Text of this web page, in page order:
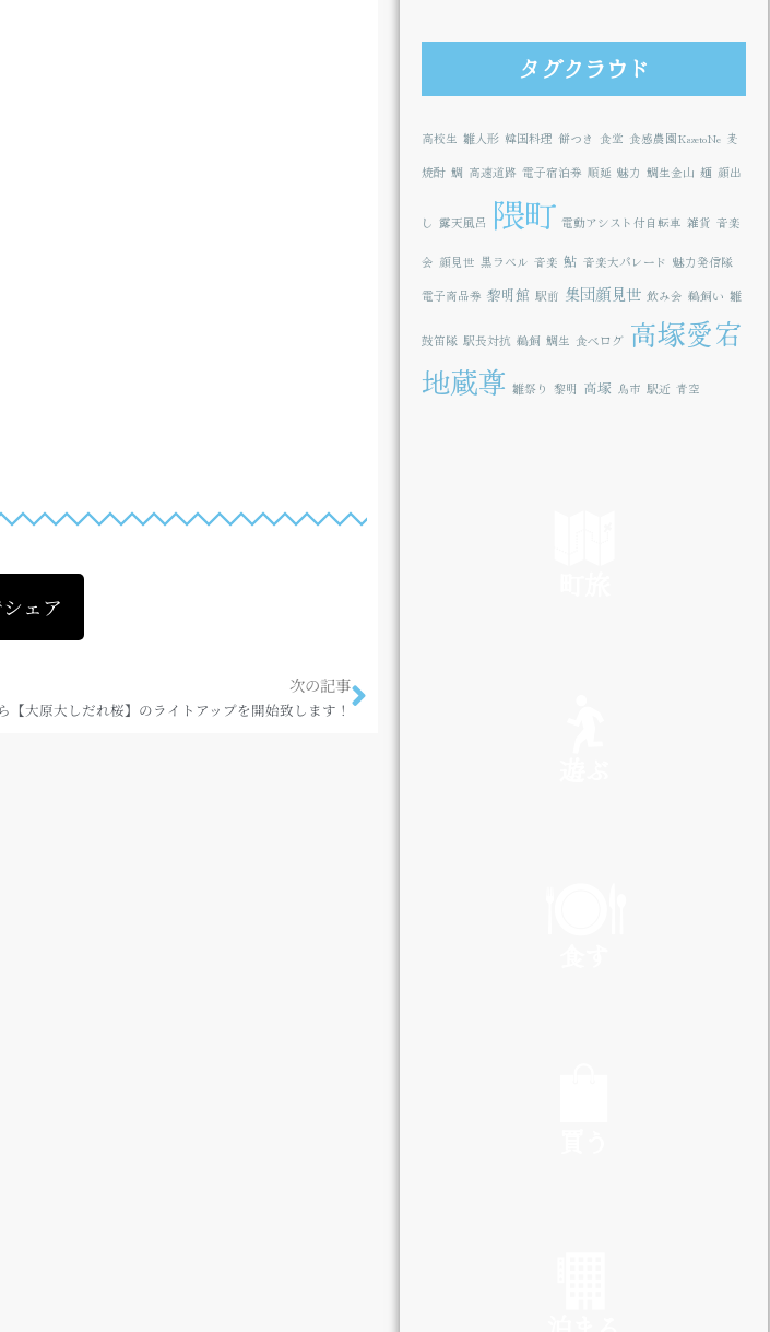
ェア
次の記事
【大原大しだれ桜】のライトアップを開始致します！
タグクラウド
高校生 雛人形 韓国料理 餅つき 食堂 食感農園KazetoNe 麦
焼酎 鯛 高速道路 電子宿泊券 順延 魅力 鯛生金山 麺 顔出
し 露天風呂 隈町 電動アシスト付自転車 雑貨 音楽
会 顔見世 黒ラベル 音楽 鮎 音楽大パレード 魅力発信隊
電子商品券 黎明館 駅前 集団顔見世 飲み会 鵜飼い 雛
鼓笛隊 駅長対抗 鵜飼 鯛生 食べログ 高塚愛宕
地蔵尊 雛祭り 黎明 高塚 鳥市 駅近 青空